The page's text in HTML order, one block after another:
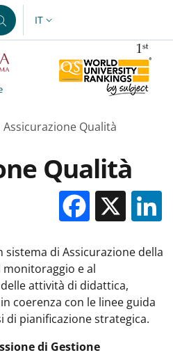
SELETTORE LINGUA:
IT
Assicurazione Qualità
Qualità
X
di Assicurazione della
monitoraggio e al
attività di didattica,
coerenza con le linee guida
di pianificazione strategica.
di Gestione